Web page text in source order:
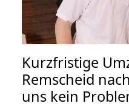
Kurzfristige
Remscheid
uns kein